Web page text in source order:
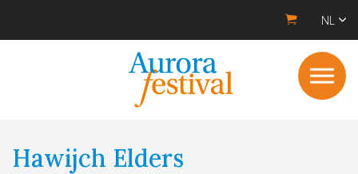
NL
Hawijch Elders